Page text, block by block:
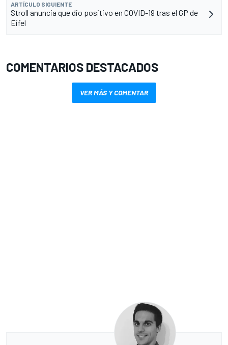
ARTÍCULO SIGUIENTE
Stroll anuncia que dio positivo en COVID-19 tras el GP de
Eifel
COMENTARIOS DESTACADOS
VER MÁS Y COMENTAR